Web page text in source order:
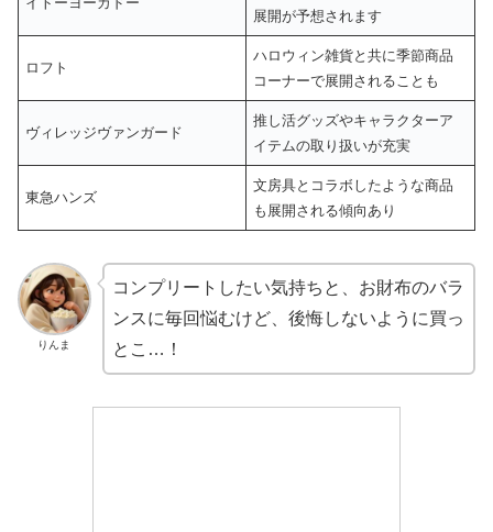
展開が予想されます
ロフト
ハロウィン雑貨と共に季節商品
コーナーで展開されることも
ヴィレッジヴァンガード
推し活グッズやキャラクターア
イテムの取り扱いが充実
東急ハンズ
文房具とコラボしたような商品
も展開される傾向あり
りんま
コンプリートしたい気持ちと、お財布のバラ
ンスに毎回悩むけど、後悔しないように買っ
とこ…！